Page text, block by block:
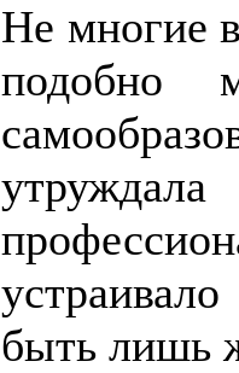
Не многие
подобно
быть лишь